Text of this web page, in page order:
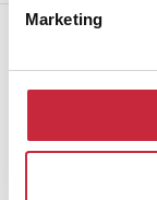
Marketing
Aby otrzymywać